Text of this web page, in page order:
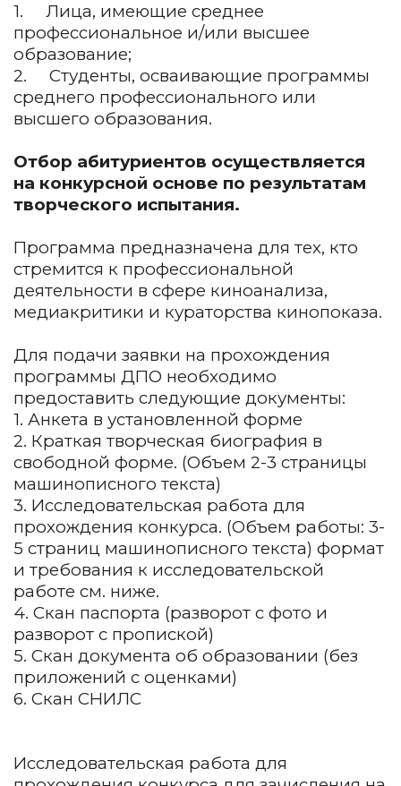
1. Лица, имеющие среднее
профессиональное и/или высшее
образование;
2. Студенты, осваивающие программы
среднего профессионального или
высшего образования.
Отбор абитуриентов осуществляется
на конкурсной основе по результатам
творческого испытания.
Программа предназначена для тех, кто
стремится к профессиональной
деятельности в сфере киноанализа,
медиакритики и кураторства кинопоказа.
Для подачи заявки на прохождения
программы ДПО необходимо
предоставить следующие документы:
1. Анкета в установленной форме
2. Краткая творческая биография в
свободной форме. (Объем 2-3 страницы
машинописного текста)
3. Исследовательская работа для
прохождения конкурса. (Объем работы: 3-
5 страниц машинописного текста) формат
и требования к исследовательской
работе см. ниже.
4. Скан паспорта (разворот с фото и
разворот с пропиской)
5. Скан документа об образовании (без
приложений с оценками)
6. Скан СНИЛС
Исследовательская работа для